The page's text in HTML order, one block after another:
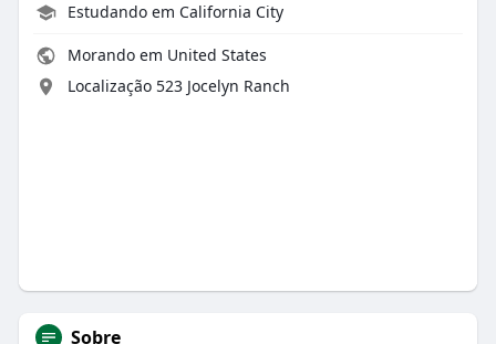
Estudando em California City
Morando em United States
Localização 523 Jocelyn Ranch
Sobre